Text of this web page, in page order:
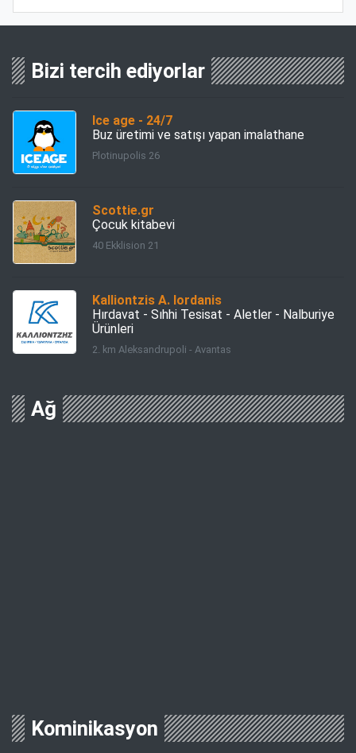
Bizi tercih ediyorlar
Ice age - 24/7
Buz üretimi ve satışı yapan imalathane
Plotinupolis 26
Scottie.gr
Çocuk kitabevi
40 Ekklision 21
Kalliontzis A. Iordanis
Hırdavat - Sıhhi Tesisat - Aletler - Nalburiye
Ürünleri
2. km Aleksandrupoli - Avantas
Ağ
Kominikasyon